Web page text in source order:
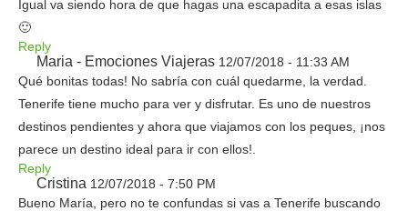
Igual va siendo hora de que hagas una escapadita a esas islas
🙂
Reply
Maria - Emociones Viajeras 12/07/2018 - 11:33 AM
Qué bonitas todas! No sabría con cuál quedarme, la verdad.
Tenerife tiene mucho para ver y disfrutar. Es uno de nuestros
destinos pendientes y ahora que viajamos con los peques, ¡nos
parece un destino ideal para ir con ellos!.
Reply
Cristina 12/07/2018 - 7:50 PM
Bueno María, pero no te confundas si vas a Tenerife buscando